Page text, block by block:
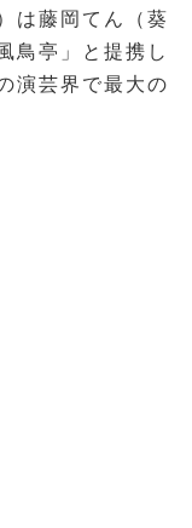
は藤岡てん（葵
鳥亭」と提携し
演芸界で最大の